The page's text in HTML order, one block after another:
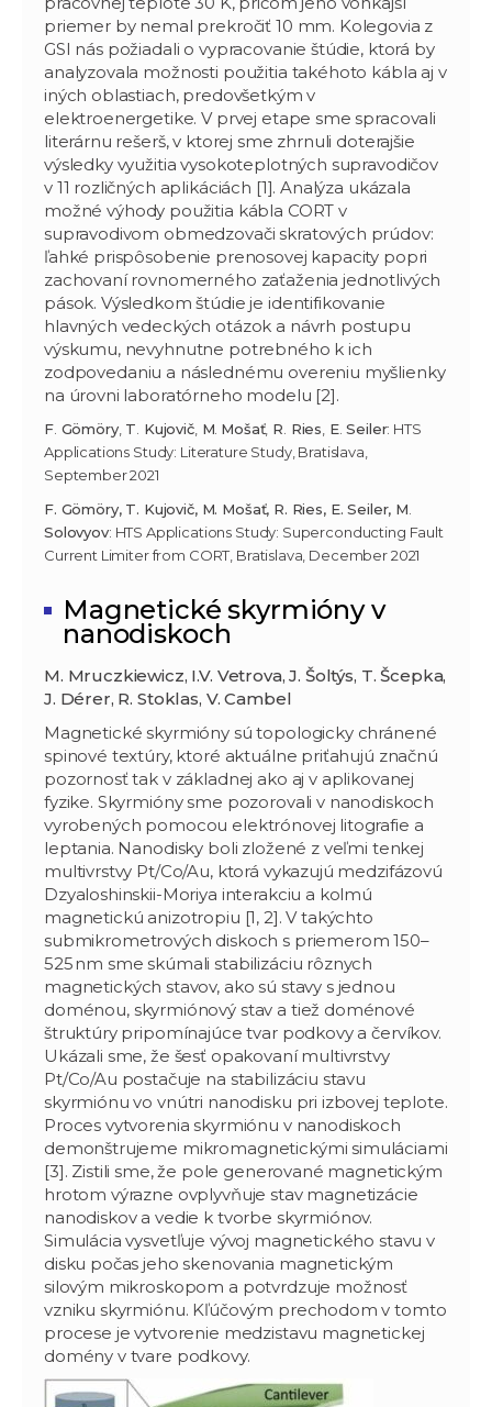
priemer by nemal prekročiť 10 mm. Kolegovia z
GSI nás požiadali o vypracovanie štúdie, ktorá by
analyzovala možnosti použitia takéhoto kábla aj v
iných oblastiach, predovšetkým v
elektroenergetike. V prvej etape sme spracovali
literárnu rešerš, v ktorej sme zhrnuli doterajšie
výsledky využitia vysokoteplotných supravodičov
v 11 rozličných aplikáciách [1]. Analýza ukázala
možné výhody použitia kábla CORT v
supravodivom obmedzovači skratových prúdov:
ľahké prispôsobenie prenosovej kapacity popri
zachovaní rovnomerného zaťaženia jednotlivých
pások. Výsledkom štúdie je identifikovanie
hlavných vedeckých otázok a návrh postupu
výskumu, nevyhnutne potrebného k ich
zodpovedaniu a následnému overeniu myšlienky
na úrovni laboratórneho modelu [2].
F. Gömöry, T Kujovič, M Mošať, R Ries E. Seiler: HTS
Applications Study: Literature Study, Bratislava,
September 2021
F. Gömöry, T. Kujovič, M. Mošať, R. Ries, E. Seiler, M
Solovyov: HTS Applications Study: Superconducting Fault
Current Limiter from CORT, Bratislava, December 2021
Magnetické skyrmióny v
nanodiskoch
M. Mruczkiewicz, I.V. Vetrova, J. Šoltýs, T. Šcepka,
J. Dérer, R. Stoklas, V. Cambel
Magnetické skyrmióny sú topologicky chránené
spinové textúry, ktoré aktuálne priťahujú značnú
pozornosť tak v základnej ako aj v aplikovanej
fyzike. Skyrmióny sme pozorovali v nanodiskoch
vyrobených pomocou elektrónovej litografie a
leptania. Nanodisky boli zložené z veľmi tenkej
multivrstvy Pt/Co/Au, ktorá vykazujú medzifázovú
Dzyaloshinskii-Moriya interakciu a kolmú
magnetickú anizotropiu [1, 2]. V takýchto
submikrometrových diskoch s priemerom 150–
525 nm sme skúmali stabilizáciu rôznych
magnetických stavov, ako sú stavy s jednou
doménou, skyrmiónový stav a tiež doménové
štruktúry pripomínajúce tvar podkovy a červíkov.
Ukázali sme, že šesť opakovaní multivrstvy
Pt/Co/Au postačuje na stabilizáciu stavu
skyrmiónu vo vnútri nanodisku pri izbovej teplote.
Proces vytvorenia skyrmiónu v nanodiskoch
demonštrujeme mikromagnetickými simuláciami
[3]. Zistili sme, že pole generované magnetickým
hrotom výrazne ovplyvňuje stav magnetizácie
nanodiskov a vedie k tvorbe skyrmiónov.
Simulácia vysvetľuje vývoj magnetického stavu v
disku počas jeho skenovania magnetickým
silovým mikroskopom a potvrdzuje možnosť
vzniku skyrmiónu. Kľúčovým prechodom v tomto
procese je vytvorenie medzistavu magnetickej
domény v tvare podkovy.